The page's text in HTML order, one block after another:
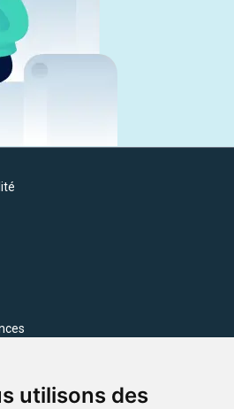
utilisons des